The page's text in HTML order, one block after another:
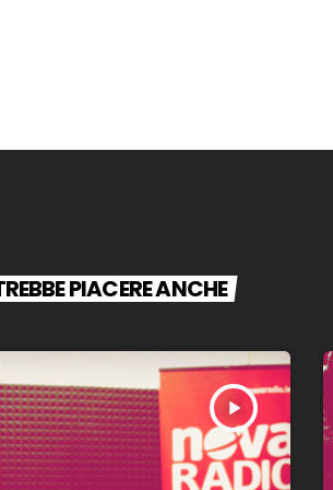
PIACERE ANCHE
play_arrow